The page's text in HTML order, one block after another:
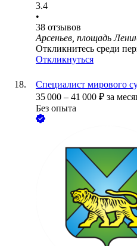
3.4
•
38 отзывов
Арсеньев, площадь
Откликнитесь среди
Откликнуться
Специалист мирового
35 000 – 41 000 ₽ за
Без опыта